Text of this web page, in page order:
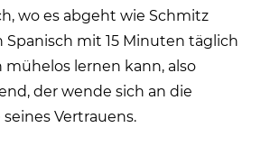
wo es abgeht wie Schmitz
Spanisch mit 15 Minuten täglich
mühelos lernen kann, also
der wende sich an die
Vertrauens.